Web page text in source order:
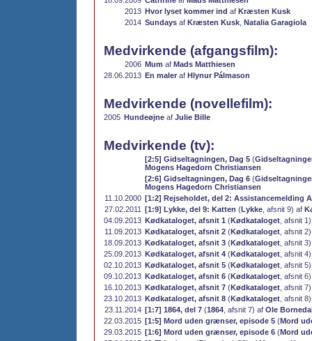
2013 Hvor lyset kommer ind af Kræsten Kusk
2014 Sundays af Kræsten Kusk Natalia Garagiola
Medvirkende (afgangsfilm):
2006 Mum af Mads Matthiesen
28.06.2013 En maler af Hlynur Pálmason
Medvirkende (novellefilm):
2005 Hundeøjne af Julie Bille
Medvirkende (tv):
[2:5] Gidseltagningen, Dag 5 (
Mogens Hagedorn Christiansen
[2:6] Gidseltagningen, Dag 6 (
Mogens Hagedorn Christiansen
11.10.2000 [1:2] Rejseholdet, del 2: Assistancemelding
27.02.2011 [1:9] Lykke, del 9: Katten (Lykke , afsnit 9) af
04.09.2013 Kødkataloget, afsnit 1 (Kødkataloget , afsnit
11.09.2013 Kødkataloget, afsnit 2 (Kødkataloget , afsnit
18.09.2013 Kødkataloget, afsnit 3 (Kødkataloget , afsnit
25.09.2013 Kødkataloget, afsnit 4 (Kødkataloget , afsnit
02.10.2013 Kødkataloget, afsnit 5 (Kødkataloget , afsnit
09.10.2013 Kødkataloget, afsnit 6 (Kødkataloget , afsnit
16.10.2013 Kødkataloget, afsnit 7 (Kødkataloget , afsnit
23.10.2013 Kødkataloget, afsnit 8 (Kødkataloget , afsnit
23.11.2014 [1:7] 1864, del 7 (1864 , afsnit 7) af Ole
22.03.2015 [1:5] Mord uden grænser, episode 5 (Mord
29.03.2015 [1:6] Mord uden grænser, episode 6 (Mord